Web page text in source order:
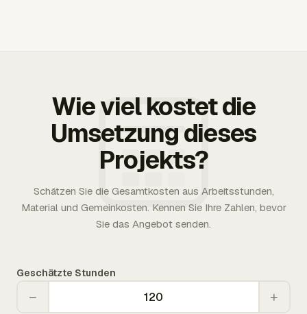
Wie viel kostet die
Umsetzung dieses
Projekts?
Schätzen Sie die Gesamtkosten aus Arbeitsstunden,
Material und Gemeinkosten. Kennen Sie Ihre Zahlen, bevor
Sie das Angebot senden.
Geschätzte Stunden
− +